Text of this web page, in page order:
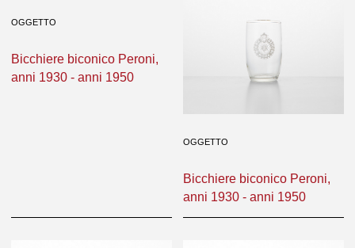
OGGETTO
Bicchiere biconico Peroni,
anni 1930 - anni 1950
OGGETTO
Bicchiere biconico Peroni,
anni 1930 - anni 1950